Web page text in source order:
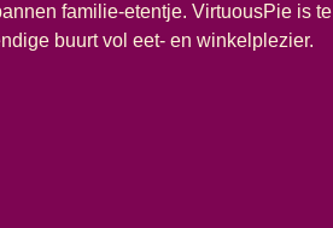
familie-etentje. VirtuousPie is te
buurt vol eet- en winkelplezier.